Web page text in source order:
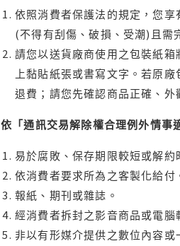
依照消費者保護法的規定，您
(不得有刮傷、破損、受潮)且需
請您以送貨廠商使用之包裝紙
上黏貼紙張或書寫文字。若原
退費；請您先確認商品正確、
依「通訊交易解除權合理例外情事
易於腐敗、保存期限較短或解
依消費者要求所為之客製化給
報紙、期刊或雜誌。
經消費者拆封之影音商品或電腦
非以有形媒介提供之數位內容